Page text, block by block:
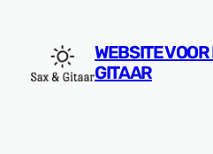
WEBSITE
GITAAR